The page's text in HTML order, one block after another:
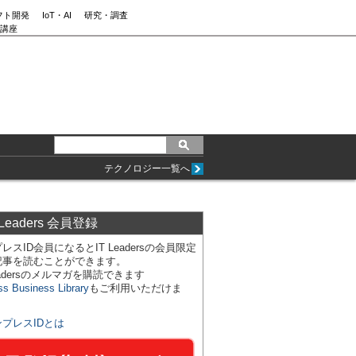
ト開発 IoT・AI
研究・調査
座
テクノロジー一覧へ
会員登録
スID会員になるとIT Leadersの会員限定
を読むことができます。
のメルマガを購読できます
Business Libraryもご利用いただけま
プレスIDとは